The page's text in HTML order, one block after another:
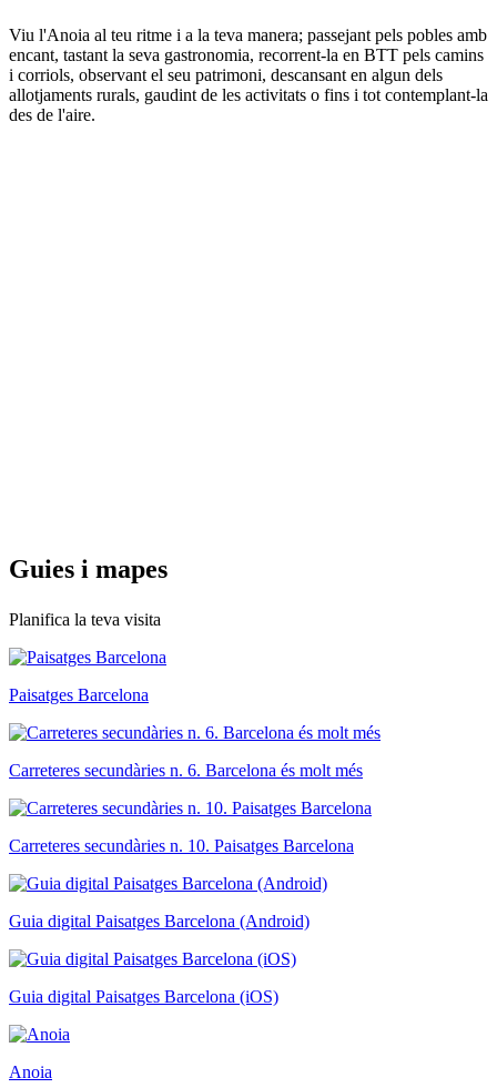
Viu l'Anoia al teu ritme i a la teva manera; passejant pels pobles amb
encant, tastant la seva gastronomia, recorrent-la en BTT pels camins
i corriols, observant el seu patrimoni, descansant en algun dels
allotjaments rurals, gaudint de les activitats o fins i tot contemplant-la
des de l'aire.
Guies i mapes
Planifica la teva visita
Paisatges Barcelona
Carreteres secundàries n. 6. Barcelona és molt més
Carreteres secundàries n. 10. Paisatges Barcelona
Guia digital Paisatges Barcelona (Android)
Guia digital Paisatges Barcelona (iOS)
Anoia